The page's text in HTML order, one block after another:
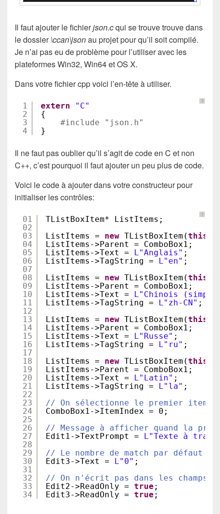
Il faut ajouter le fichierjson.cqui se trouve trouve dans
le dossier\ccan\jsonau projet pour qu’il soit compilé.
Je n’ai pas eu de problème pour l’utiliser avec les
plateformes Win32, Win64 et OS X.
Dans votre fichier cpp voici l’en-tête à utiliser.
?
1
2
3
4
extern
"C"
{
#include "json.h"
}
Il ne faut pas oublier qu’il s’agit de code en C et non
C++, c’est pourquoi il faut ajouter un peu plus de code.
Voici le code à ajouter dans votre constructeur pour
initialiser les contrôles:
?
01
02
03
04
05
06
07
08
09
10
11
12
13
14
15
16
17
18
19
20
21
22
23
24
25
26
27
28
29
30
31
32
33
34
TListBoxItem* ListItems;
ListItems = new TListBoxItem(this
ListItems->Parent = ComboBox1;
ListItems->Text = L"Anglais" ;
ListItems->TagString = L"en" ;
ListItems = new TListBoxItem(this
ListItems->Parent = ComboBox1;
ListItems->Text = L"Chinois
ListItems->TagString = L"zh-CN" ;
ListItems = new TListBoxItem(this
ListItems->Parent = ComboBox1;
ListItems->Text = L"Russe" ;
ListItems->TagString = L"ru" ;
ListItems = new TListBoxItem(this
ListItems->Parent = ComboBox1;
ListItems->Text = L"Latin" ;
ListItems->TagString = L"la" ;
// On sélectionne le premier item
ComboBox1->ItemIndex = 0;
// Message à afficher quand la
Edit1->TextPrompt = L"Texte à
// Le nombre de match par défaut
Edit3->Text = L"0" ;
// On n'écrit pas dans les champs
Edit2->ReadOnly = true ;
Edit3->ReadOnly = true ;